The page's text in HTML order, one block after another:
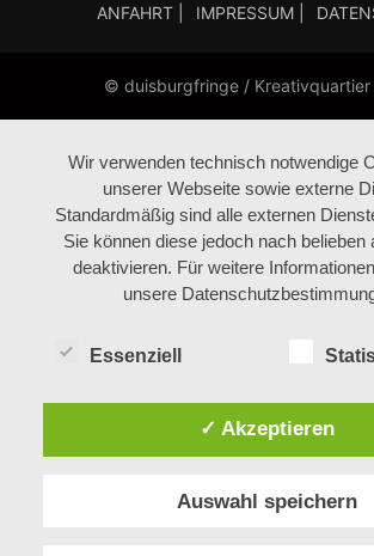
ANFAHRT | IMPRESSUM |
© duisburgfringe / Kreativquartier
Wir verwenden technisch notwendige
unserer Webseite sowie externe
Standardmäßig sind alle externen
Sie können diese jedoch nach belieben
deaktivieren. Für weitere
unsere
Essenziell
✓ Akzeptieren
Auswahl speichern